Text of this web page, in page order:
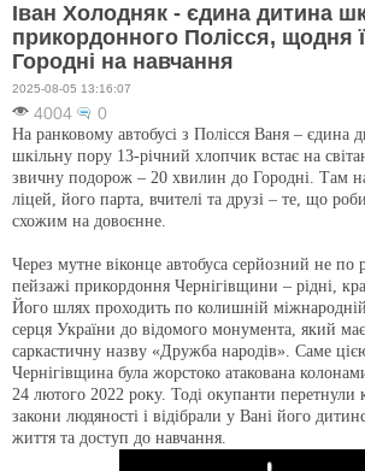
Іван Холодняк - єдина дитина
прикордонного Полісся, щодня
Городні на навчання
2025-08-05 13:16:07
4004 0
На ранковому автобусі з Полісся Ваня – єдина
шкільну пору 13-річний хлопчик встає на
звичну подорож – 20 хвилин до Городні. Там на
ліцей, його парта, вчителі та друзі – те, що
схожим на довоєнне.
Через мутне віконце автобуса серйозний не по
пейзажі прикордоння Чернігівщини – рідні,
Його шлях проходить по колишній
серця України до відомого монумента, який
саркастичну назву «Дружба народів». Саме
Чернігівщина була жорстоко атакована
24 лютого 2022 року. Тоді окупанти
закони людяності і відібрали у Вані його
життя та доступ до навчання.